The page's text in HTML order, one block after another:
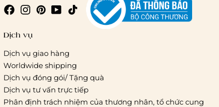
Giao hàng trong ngày (hoả tốc)
Giao hàng tiêu chuẩn:
Hồ Chí Minh:
Áp dụng theo bảng giá cước của ĐVVC
Vietelpost/ Giaohangtietkiem và 1 số đối tác vận chuyển
Dịch vụ
Dịch vụ giao hàng
Worldwide shipping
Dịch vụ đóng gói/ Tặng quà
Dịch vụ tư vấn trực tiếp
Phân định trách nhiệm của thương nhân, tổ chức cung